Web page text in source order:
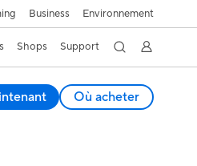
Business Environnement
Shops Support
Où acheter